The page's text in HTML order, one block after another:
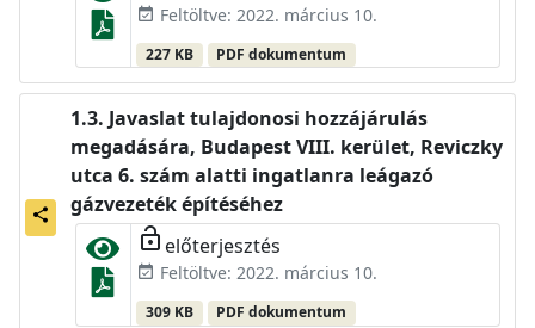
event_available Feltöltve: 2022. március 10.
227 KB PDF dokumentum
share
Javaslat tulajdonosi hozzájárulás
megadására, Budapest VIII. kerület, Reviczky
utca 6. szám alatti ingatlanra leágazó
gázvezeték építéséhez
lock_open előterjesztés
event_available Feltöltve: 2022. március 10.
309 KB PDF dokumentum